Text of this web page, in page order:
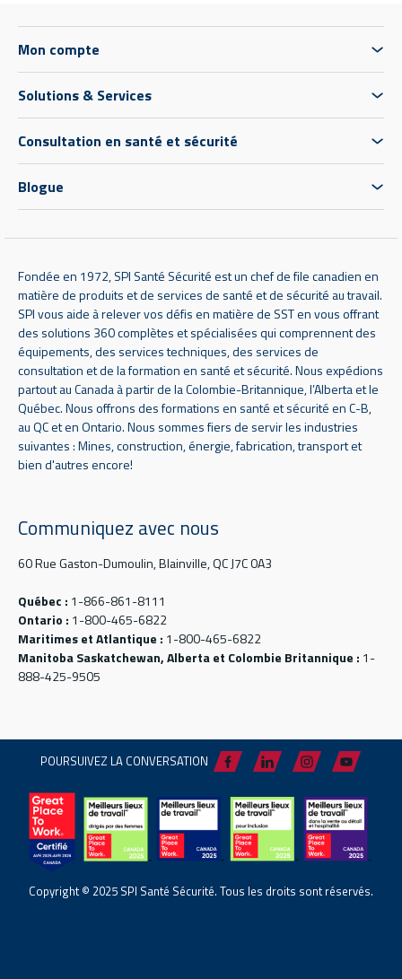
Mon compte
Solutions & Services
Consultation en santé et sécurité
Blogue
Fondée en 1972, SPI Santé Sécurité est un chef de file canadien en
matière de produits et de services de santé et de sécurité au travail.
SPI vous aide à relever vos défis en matière de SST en vous offrant
des solutions 360 complètes et spécialisées qui comprennent des
équipements, des services techniques, des services de
consultation et de la formation en santé et sécurité. Nous expédions
partout au Canada à partir de la Colombie-Britannique, l’Alberta et le
Québec. Nous offrons des formations en santé et sécurité en C-B,
au QC et en Ontario. Nous sommes fiers de servir les industries
suivantes : Mines, construction, énergie, fabrication, transport et
bien d'autres encore!
Communiquez avec nous
60 Rue Gaston-Dumoulin, Blainville, QC J7C 0A3
Québec : 1-866-861-8111
Ontario : 1-800-465-6822
Maritimes et Atlantique : 1-800-465-6822
Manitoba Saskatchewan, Alberta et Colombie Britannique : 1-
888-425-9505
POURSUIVEZ LA CONVERSATION
Copyright © 2025 SPI Santé Sécurité. Tous les droits sont réservés.